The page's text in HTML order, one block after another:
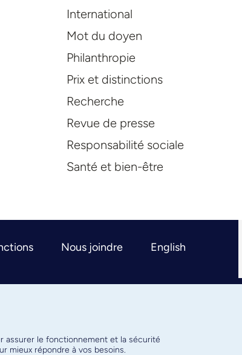
International
Mot du doyen
Philanthropie
Prix et distinctions
Recherche
Revue de presse
Responsabilité sociale
Santé et bien-être
Nous joindre English
assurer le fonctionnement et la sécurité
mieux répondre à vos besoins.